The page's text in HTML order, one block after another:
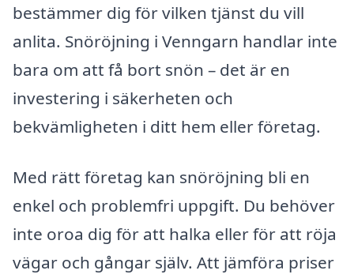
bestämmer dig för vilken tjänst du vill
anlita. Snöröjning i Venngarn handlar inte
bara om att få bort snön – det är en
investering i säkerheten och
bekvämligheten i ditt hem eller företag.
Med rätt företag kan snöröjning bli en
enkel och problemfri uppgift. Du behöver
inte oroa dig för att halka eller för att röja
vägar och gångar själv. Att jämföra priser